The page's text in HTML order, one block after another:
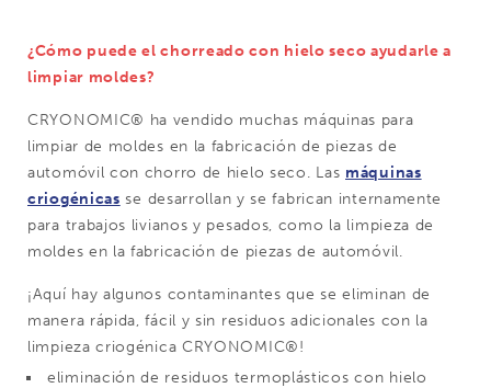
¿Cómo puede el chorreado con hielo seco ayudarle a
limpiar moldes?
CRYONOMIC® ha vendido muchas máquinas para
limpiar de moldes en la fabricación de piezas de
automóvil con chorro de hielo seco. Las máquinas
criogénicas se desarrollan y se fabrican internamente
para trabajos livianos y pesados, como la limpieza de
moldes en la fabricación de piezas de automóvil.
¡Aquí hay algunos contaminantes que se eliminan de
manera rápida, fácil y sin residuos adicionales con la
limpieza criogénica CRYONOMIC®!
eliminación de residuos termoplásticos con hielo